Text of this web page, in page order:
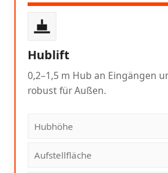
Hublift
0,2–1,5 m Hub an Eingängen
robust für Außen.
Hubhöhe
Aufstellfläche